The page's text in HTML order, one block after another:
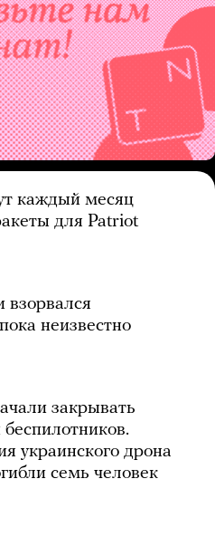
каждый месяц
для Patriot
взорвался
неизвестно
закрывать
украинского дрона
семь человек